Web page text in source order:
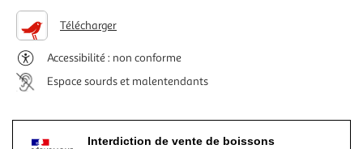
Télécharger
Accessibilité : non conforme
Espace sourds et malentendants
Interdiction de vente de boissons